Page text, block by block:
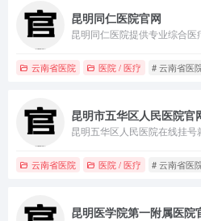
昆明同仁医院官网
昆明同仁医院提供专业综合医
云南省医院 医院 / 医疗 # 云南省医
昆明市五华区人民医院官
昆明五华区人民医院在线挂号
云南省医院 医院 / 医疗 # 云南省医
昆明医学院第一附属医院